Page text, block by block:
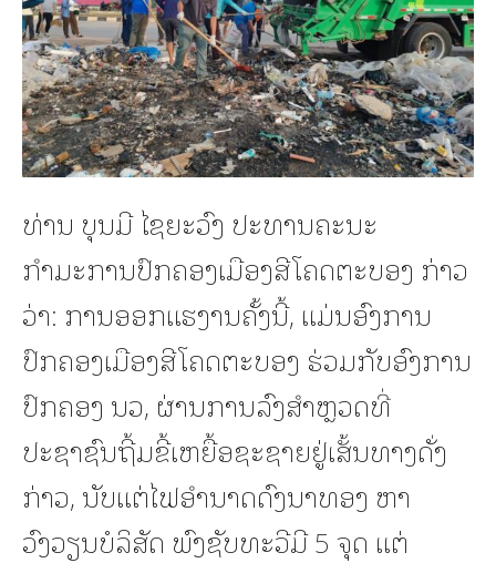
ທ່ານ ບຸນມີ ໄຊຍະວົງ ປະທານຄະນະ
ກຳມະການປົກຄອງເມືອງສີໂຄດຕະບອງ ກ່າວ
ວ່າ: ການອອກແຮງານຄັ້ງນີ້, ແມ່ນອົງການ
ປົກຄອງເມືອງສີໂຄດຕະບອງ ຮ່ວມກັບອົງການ
ປົກຄອງ ນວ, ຜ່ານການລົງສຳຫຼວດທີ່
ປະຊາຊົນຖີ້ມຂີ້ເຫຍື້ອຊະຊາຍຢູ່ເສັ້ນທາງດັ່ງ
ກ່າວ, ນັບແຕ່ໄຟອຳນາດດົງນາທອງ ຫາ
ວົງວຽນບໍລິສັດ ພົງຊັບທະວີມີ 5 ຈຸດ ແຕ່